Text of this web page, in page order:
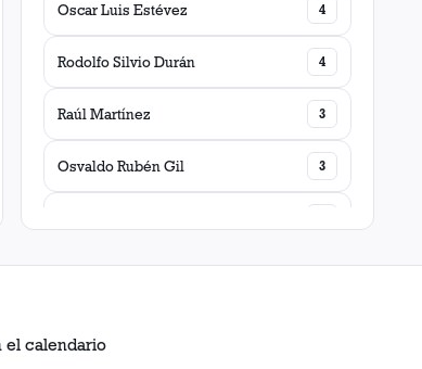
Oscar Luis Estévez 4
Rodolfo Silvio Durán 4
Raúl Martínez 3
Osvaldo Rubén Gil 3
Héctor Mario Catoira 3
el calendario